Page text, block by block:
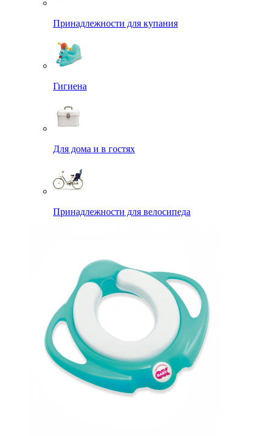
Принадлежности для купания
Гигиена
Для дома и в гостях
Принадлежности для велосипеда